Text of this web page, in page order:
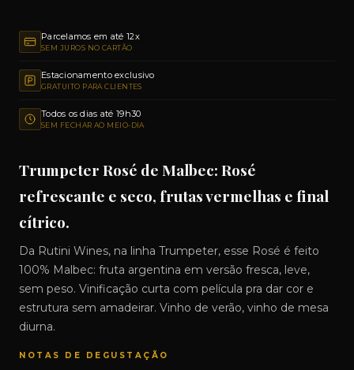
Parcelamos em até 12x
SEM JUROS NO CARTÃO
Estacionamento exclusivo
GRATUITO PARA CLIENTES
Todos os dias até 19h30
SEM FECHAR AO MEIO-DIA
Trumpeter Rosé de Malbec: Rosé
refrescante e seco, frutas vermelhas e final
cítrico.
Da Rutini Wines, na linha Trumpeter, esse Rosé é feito
100% Malbec: fruta argentina em versão fresca, leve,
sem peso. Vinificação curta com película pra dar cor e
estrutura sem amadeirar. Vinho de verão, vinho de mesa
diurna.
NOTAS DE DEGUSTAÇÃO